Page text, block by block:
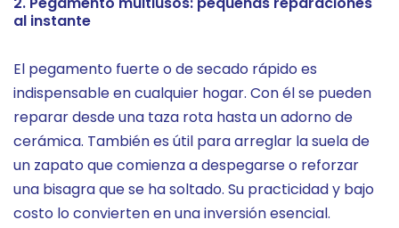
al instante
El pegamento fuerte o de secado rápido es
indispensable en cualquier hogar. Con él se pueden
reparar desde una taza rota hasta un adorno de
cerámica. También es útil para arreglar la suela de
un zapato que comienza a despegarse o reforzar
una bisagra que se ha soltado. Su practicidad y bajo
costo lo convierten en una inversión esencial.